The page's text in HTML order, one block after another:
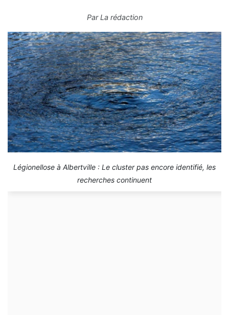
ParLa rédaction
Légionellose à Albertville : Le cluster pas encore identifié, les
recherches continuent